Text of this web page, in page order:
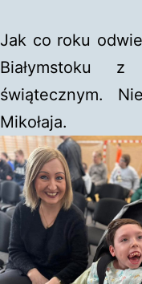
Jak co roku
Białymstoku z
świątecznym.
Mikołaja.